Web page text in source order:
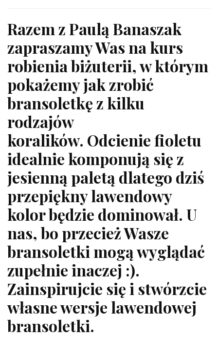
Kurs
Razem z Paulą Banaszak
zapraszamy Was na kurs
robienia biżuterii, w którym
pokażemy jak zrobić
bransoletkę z kilku
rodzajów
koralików. Odcienie fioletu
idealnie komponują się z
jesienną paletą dlatego dziś
przepiękny lawendowy
kolor będzie dominował. U
nas, bo przecież Wasze
bransoletki mogą wyglądać
zupełnie inaczej :).
Zainspirujcie się i stwórzcie
własne wersje lawendowej
bransoletki.